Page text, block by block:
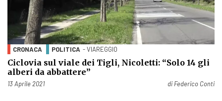
CRONACA POLITICA - VIAREGGIO
Ciclovia sul viale dei Tigli, Nicoletti: “Solo 14 gli
alberi da abbattere”
Pubblicato il
13 Aprile 2021 di Federico Conti